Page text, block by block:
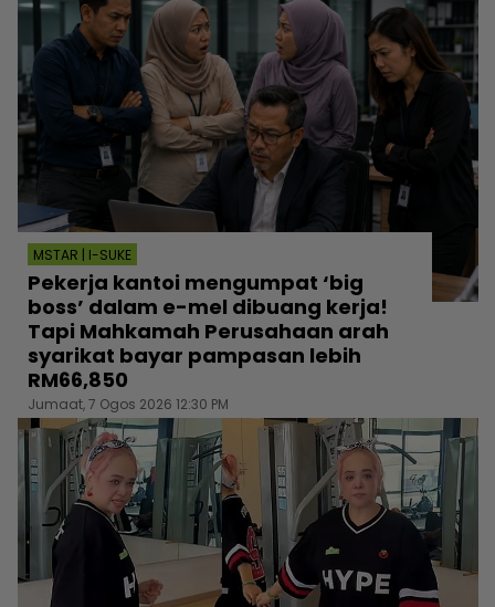
MSTAR | I-SUKE
Pekerja kantoi mengumpat ‘big
boss’ dalam e-mel dibuang kerja!
Tapi Mahkamah Perusahaan arah
syarikat bayar pampasan lebih
RM66,850
Jumaat, 7 Ogos 2026 12:30 PM